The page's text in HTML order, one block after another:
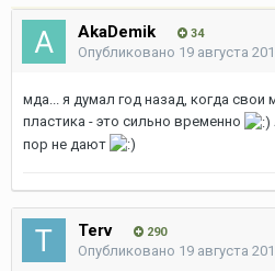
AkaDemik 34
Опубликовано 19 августа
мда... я думал год назад, когда свои
пластика - это сильно временно
пор не дают
Terv 290
Опубликовано 19 августа